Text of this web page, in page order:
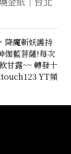
降魔斬妖護持
伽藍菩薩!每次
甘露~~ 轉發十
YT頻